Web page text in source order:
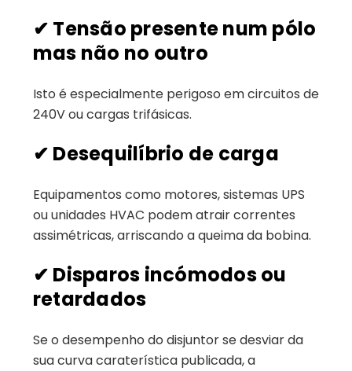
✔ Tensão presente num pólo
mas não no outro
Isto é especialmente perigoso em circuitos de
240V ou cargas trifásicas.
✔ Desequilíbrio de carga
Equipamentos como motores, sistemas UPS
ou unidades HVAC podem atrair correntes
assimétricas, arriscando a queima da bobina.
✔ Disparos incómodos ou
retardados
Se o desempenho do disjuntor se desviar da
sua curva caraterística publicada, a